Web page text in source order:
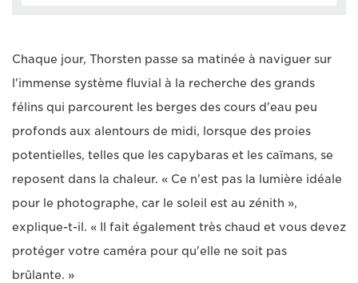
Chaque jour, Thorsten passe sa matinée à naviguer sur
l'immense système fluvial à la recherche des grands
félins qui parcourent les berges des cours d'eau peu
profonds aux alentours de midi, lorsque des proies
potentielles, telles que les capybaras et les caïmans, se
reposent dans la chaleur. « Ce n'est pas la lumière idéale
pour le photographe, car le soleil est au zénith »,
explique-t-il. « Il fait également très chaud et vous devez
protéger votre caméra pour qu'elle ne soit pas
brûlante. »